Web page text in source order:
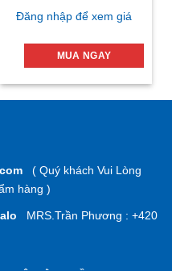
Đăng nhập để xem giá
MUA NGAY
( Quý khách Vui Lòng
hàng )
MRS.Trần Phương : +420